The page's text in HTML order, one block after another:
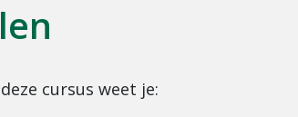
cursus weet je: